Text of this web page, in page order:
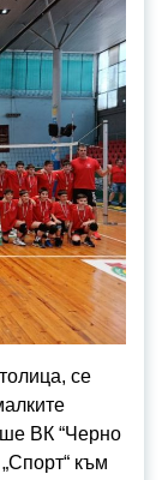
се
ВК “Черно
към